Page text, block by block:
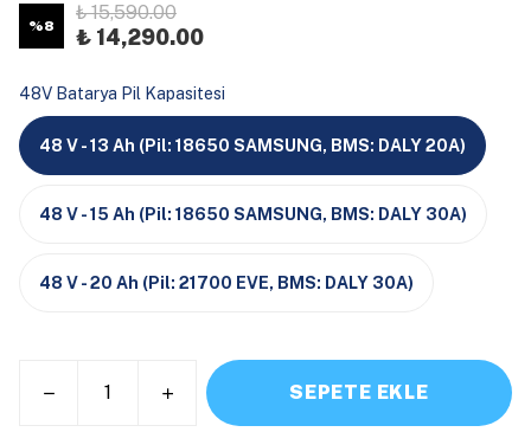
%8
₺ 15,590.00
₺ 14,290.00
48V Batarya Pil Kapasitesi
48 V - 13 Ah (Pil: 18650 SAMSUNG, BMS: DALY 20A)
48 V - 15 Ah (Pil: 18650 SAMSUNG, BMS: DALY 30A)
48 V - 20 Ah (Pil: 21700 EVE, BMS: DALY 30A)
SEPETE EKLE